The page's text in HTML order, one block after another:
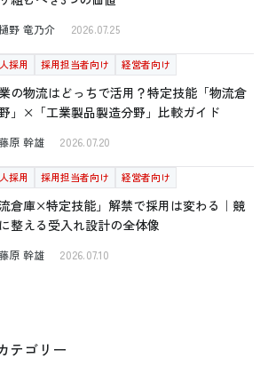
野 竜乃介 2026.07.25
採用 採用担当者向け 経営者向け
の物流はどっちで活用？特定技能「物流倉
」×「工業製品製造分野」比較ガイド
原 幹雄 2026.07.20
採用 採用担当者向け 経営者向け
流倉庫×特定技能」解禁で採用は変わる｜競
整える受入れ設計の全体像
原 幹雄 2026.07.10
テゴリー